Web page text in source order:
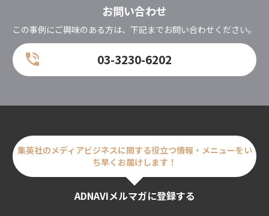
お問い合わせ
この事例にご興味のある方は、下記までお問い合わせください。
03-3230-6202
集英社のメディアビジネスに関する役立つ情報・メニューをい
ち早くお届けします！
ADNAVIメルマガに登録する